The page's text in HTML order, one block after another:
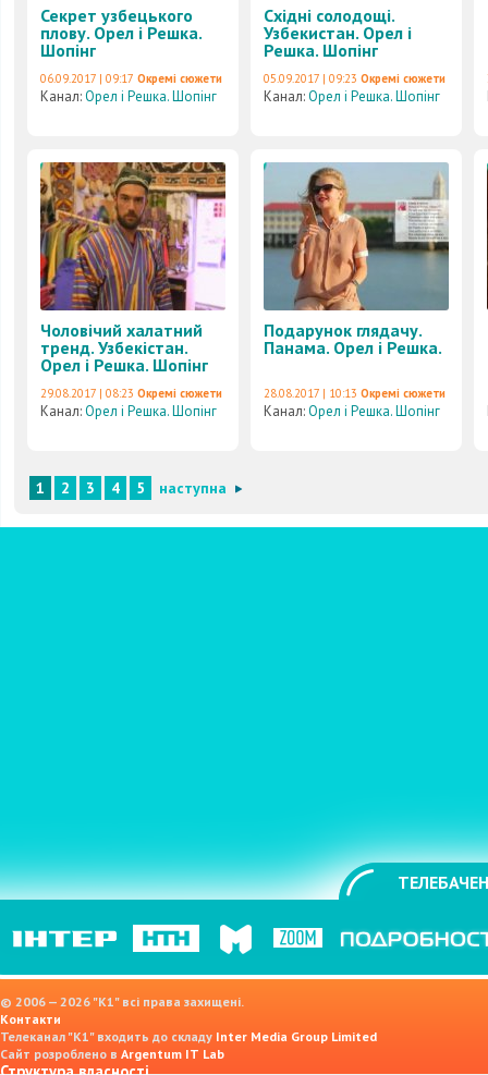
Секрет узбецького
плову. Орел і Решка.
Шопінг
06.09.2017 | 09:17 Окремі сюжети
Канал:Орел і Решка. Шопінг
Східні солодощі.
Узбекистан. Орел і
Решка. Шопінг
05.09.2017 | 09:23 Окремі сюжети
Канал:Орел і Решка. Шопінг
Чоловічий халатний
тренд. Узбекістан.
Орел і Решка. Шопінг
29.08.2017 | 08:23 Окремі сюжети
Канал:Орел і Решка. Шопінг
Подарунок глядачу.
Панама. Орел і Решка.
28.08.2017 | 10:13 Окремі сюжети
Канал:Орел і Решка. Шопінг
1 2 3 4 5 наступна
© 2006 — 2026 "K1" всі права захищені.
Контакти
Телеканал "К1" входить до складу Inter Media Group Limited
Сайт розроблено в Argentum IT Lab